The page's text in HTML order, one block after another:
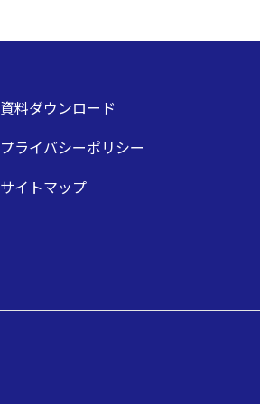
資料ダウンロード
プライバシーポリシー
サイトマップ